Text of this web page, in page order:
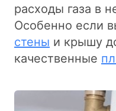
расходы газа в
Особенно если
стены и крышу
качественные